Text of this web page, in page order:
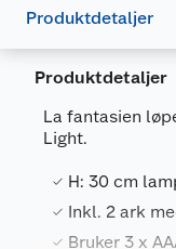
Produktdetaljer
Produktdetaljer
La fantasien
Light.
H: 30 cm
Inkl. 2 ark
Bruker 3 x
Generelt